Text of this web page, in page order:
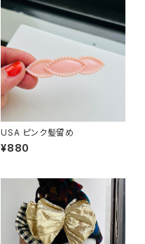
USA ピンク髪留め
¥880